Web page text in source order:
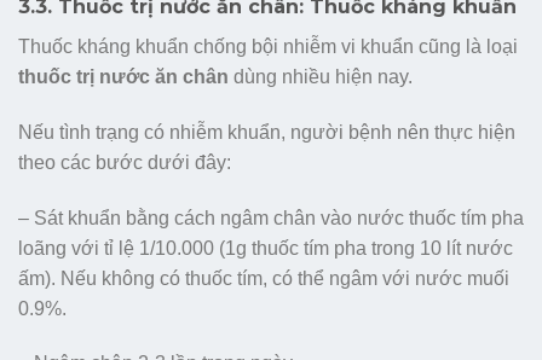
3.3. Thuốc trị nước ăn chân: Thuốc kháng khuẩn
Thuốc kháng khuẩn chống bội nhiễm vi khuẩn cũng là loại
thuốc trị nước ăn chân dùng nhiều hiện nay.
Nếu tình trạng có nhiễm khuẩn, người bệnh nên thực hiện
theo các bước dưới đây:
– Sát khuẩn bằng cách ngâm chân vào nước thuốc tím pha
loãng với tỉ lệ 1/10.000 (1g thuốc tím pha trong 10 lít nước
ấm). Nếu không có thuốc tím, có thể ngâm với nước muối
0.9%.